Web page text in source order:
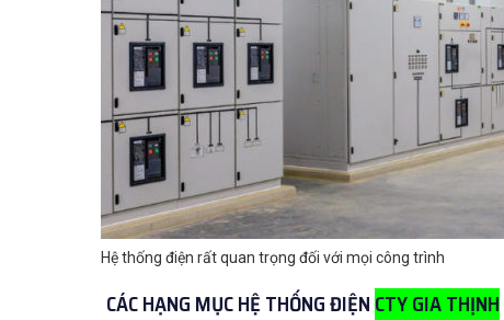
Hệ thống điện rất quan trọng đối với mọi công trình
CÁC HẠNG MỤC HỆ THỐNG ĐIỆN CTY GIA THỊNH